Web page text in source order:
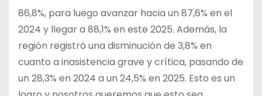
86,8%, para luego avanzar hacia un 87,6% en el
2024 y llegar a 88,1% en este 2025. Además, la
región registró una disminución de 3,8% en
cuanto a inasistencia grave y crítica, pasando de
un 28,3% en 2024 a un 24,5% en 2025. Esto es un